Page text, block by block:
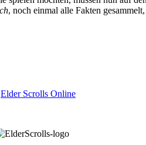
, noch einmal alle Fakten
Elder Scrolls Online